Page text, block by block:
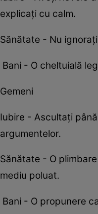
explicați cu calm.
Sănătate - Nu
Bani - O cheltuială
Gemeni
Iubire - Ascultați
argumentelor.
Sănătate - O
mediu poluat.
Bani - O propunere